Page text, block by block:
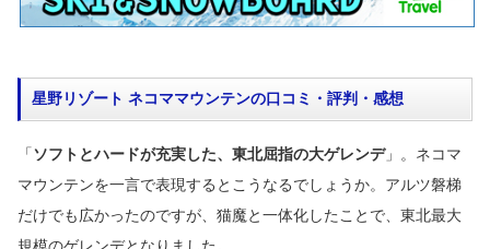
星野リゾート ネコママウンテンの口コミ・評判・感想
「 ソフトとハードが充実した、東北屈指の大ゲレンデ」。ネコマ
マウンテンを一言で表現するとこうなるでしょうか。アルツ磐梯
だけでも広かったのですが、猫魔と一体化したことで、東北最大